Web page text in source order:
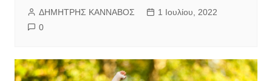
ΔΗΜΗΤΡΗΣ ΚΑΝΝΑΒΟΣ
1 Ιουλίου, 2022
0